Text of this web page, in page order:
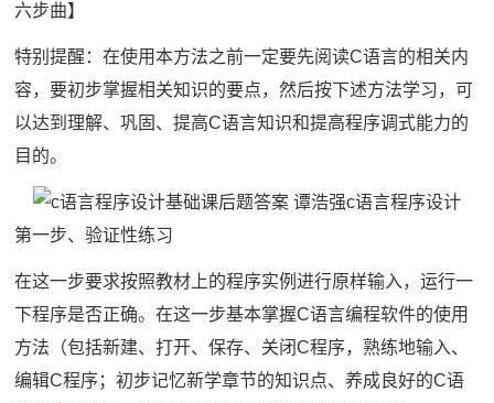
六步曲】
特别提醒：在使用本方法之前一定要先阅读C语言的相关内
容，要初步掌握相关知识的要点，然后按下述方法学习，可
以达到理解、巩固、提高C语言知识和提高程序调式能力的
目的。
第一步、验证性练习
在这一步要求按照教材上的程序实例进行原样输入，运行一
下程序是否正确。在这一步基本掌握C语言编程软件的使用
方法（包括新建、打开、保存、关闭C程序，熟练地输入、
编辑C程序；初步记忆新学章节的知识点、养成良好的C语